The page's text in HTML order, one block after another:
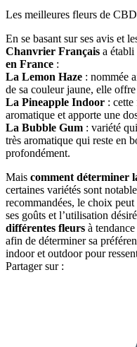
Les meilleures fleurs de CBD
En se basant sur ses avis et
Chanvrier Français a établi
en France :
La Lemon Haze : nommée
de sa couleur jaune, elle
La Pineapple Indoor :
aromatique et apporte une
La Bubble Gum : variété
très aromatique qui reste en
profondément.
Mais comment déterminer
certaines variétés sont
recommandées, le choix
ses goûts et l’utilisation
différentes fleurs à
afin de déterminer sa
indoor et outdoor pour
Partager sur :